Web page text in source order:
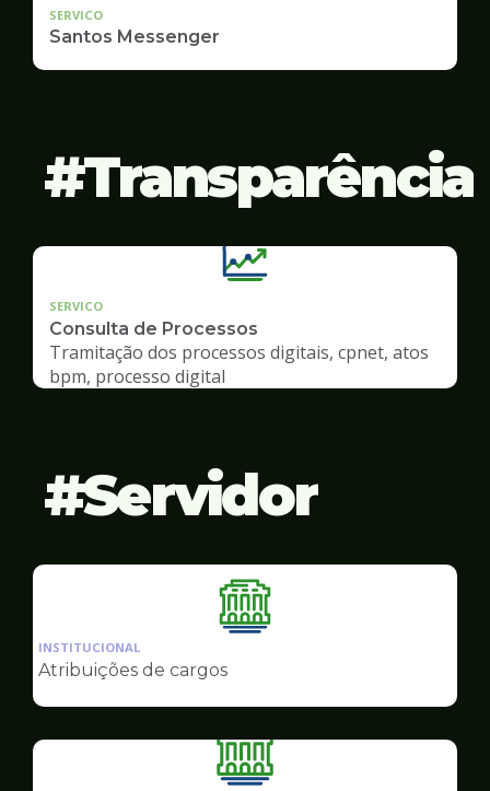
SERVICO
Santos Messenger
Transparência
SERVICO
Consulta de Processos
Tramitação dos processos digitais, cpnet, atos
bpm, processo digital
Servidor
Ilustração
da
Servidor
INSTITUCIONAL
Atribuições de cargos